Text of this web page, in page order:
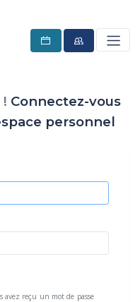
Connectez-vous
personnel
avez reçu un mot de passe